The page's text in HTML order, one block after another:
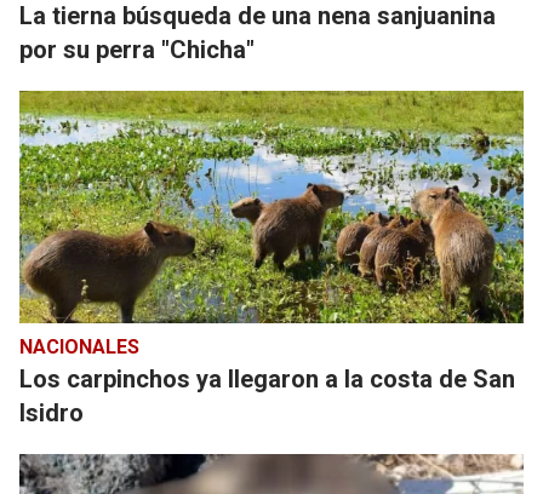
La tierna búsqueda de una nena sanjuanina
por su perra "Chicha"
NACIONALES
Los carpinchos ya llegaron a la costa de San
Isidro